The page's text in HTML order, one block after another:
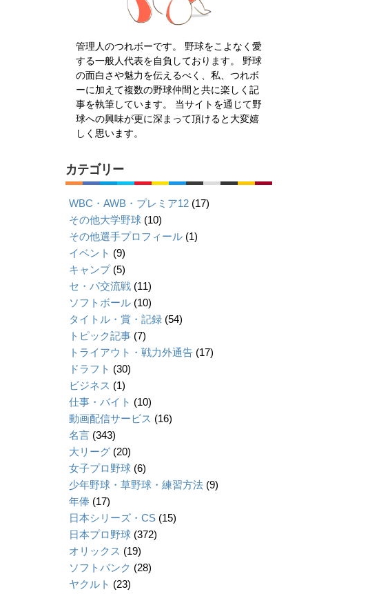
管理人のつれボーです。 野球をこよなく愛
する一般人代表を自負しております。 野球
の面白さや魅力を伝えるべく、私、つれボ
ーに加えて複数の野球仲間と共に楽しく記
事を執筆しています。 当サイトを通じて野
球への興味が更に深まって頂けると大変嬉
しく思います。
カテゴリー
WBC・AWB・プレミア12 (17)
その他大学野球 (10)
その他選手プロフィール (1)
イベント (9)
キャンプ(5)
セ・パ交流戦 (11)
ソフトボール (10)
タイトル・賞・記録 (54)
トピック記事 (7)
トライアウト・戦力外通告 (17)
ドラフト (30)
ビジネス (1)
仕事・バイト (10)
動画配信サービス (16)
名言 (343)
大リーグ (20)
女子プロ野球 (6)
少年野球・草野球・練習方法 (9)
年俸 (17)
日本シリーズ・CS (15)
日本プロ野球 (372)
オリックス (19)
ソフトバンク (28)
ヤクルト (23)